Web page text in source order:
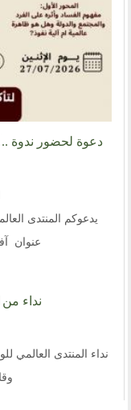
دعوة لحضور ندوة ..
يدعوكم المنتدى
عنوان
نداء
نداء المنتدى العالمي